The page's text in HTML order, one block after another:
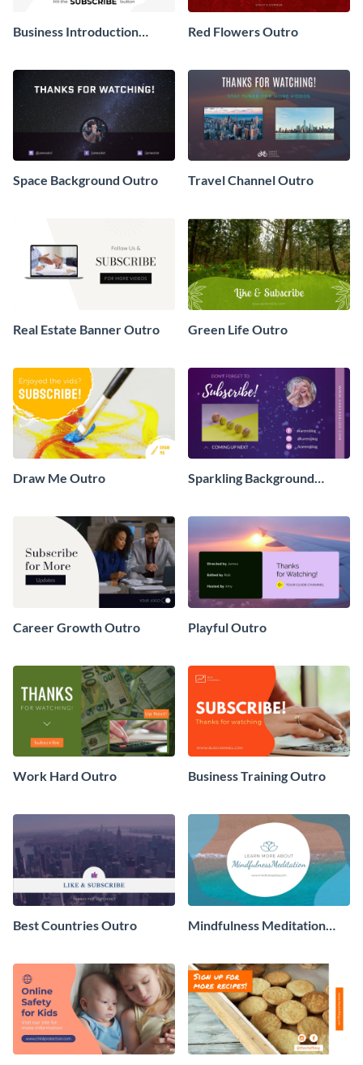
Business Introduction
Red Flowers Outro
Space Background Outro Travel Channel Outro
Real Estate Banner Outro Green Life Outro
Draw Me Outro
Sparkling Background
Career Growth Outro Playful Outro
Work Hard Outro Business Training Outro
Best Countries Outro
Mindfulness Meditation